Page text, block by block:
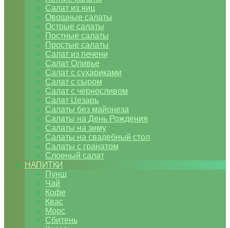
Салат из яиц
Овощные салаты
Острые салаты
Постные салаты
Простые салаты
Салат из печени
Салат Оливье
Салат с сухариками
Салат с сыром
Салат с черносливом
Салат Цезарь
Салаты без майонеза
Салаты на День Рождения
Салаты на зиму
Салаты на свадебный стол
Салаты с гранатом
Слоеный салат
НАПИТКИ
Пунш
Чай
Кофе
Квас
Морс
Сбитень